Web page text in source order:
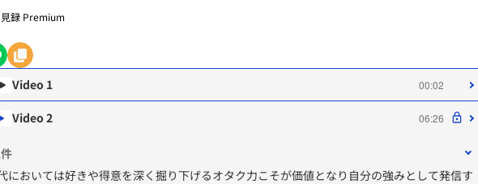
録 Premium
Video 1 00:02
Video 2 06:26
においては好きや得意を深く掘り下げるオタク力こそが価値となり自分の強みとして発信す